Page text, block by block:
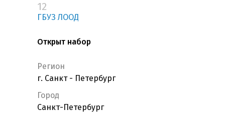
12
ГБУЗ ЛООД
Открыт набор
Регион
г. Санкт - Петербург
Город
Санкт-Петербург